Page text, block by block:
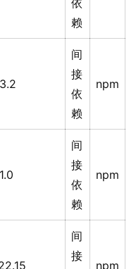
依
赖
间
接
依
赖
npm
间
接
依
赖
npm
间
接
npm